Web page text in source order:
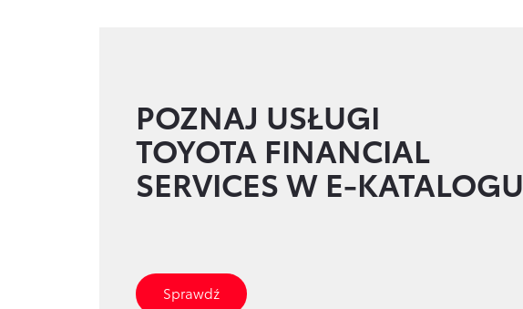
POZNAJ USŁUGI
TOYOTA FINANCIAL
SERVICES W E-KATALOGU
Sprawdź